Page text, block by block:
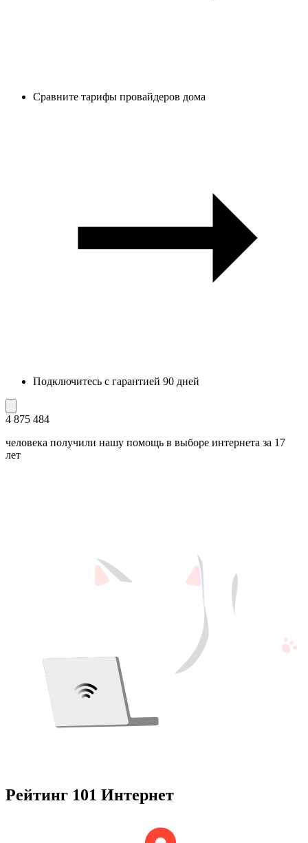
Сравните тарифы провайдеров дома
Подключитесь с гарантией 90 дней
4 875 484
человека получили нашу помощь в выборе интернета за 17
лет
Рейтинг 101 Интернет